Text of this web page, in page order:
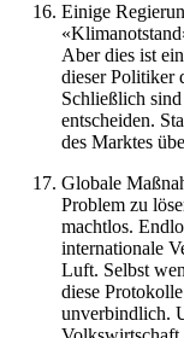
Einige
Aber dies ist
dieser Politiker
Schließlich
entscheiden.
des Marktes
Globale
Problem zu
machtlos.
internationale
Luft. Selbst
diese
unverbindlich.